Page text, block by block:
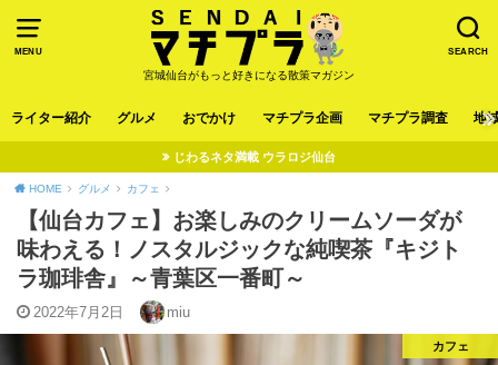
MENU SEARCH
宮城仙台がもっと好きになる散策マガジン
ライター紹介 グルメ おでかけ マチプラ企画 マチプラ調査 地
じわるネタ満載 ウラロジ仙台
HOME グルメ カフェ
【仙台カフェ】お楽しみのクリームソーダが
味わえる！ノスタルジックな純喫茶『キジト
ラ珈琲舎』～青葉区一番町～
2022年7月2日 miu
カフェ